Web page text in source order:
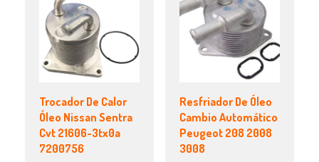
Trocador De Calor
Óleo Nissan Sentra
Cvt 21606-3tx0a
7200756
Resfriador De Óleo
Cambio Automático
Peugeot 208 2008
3008